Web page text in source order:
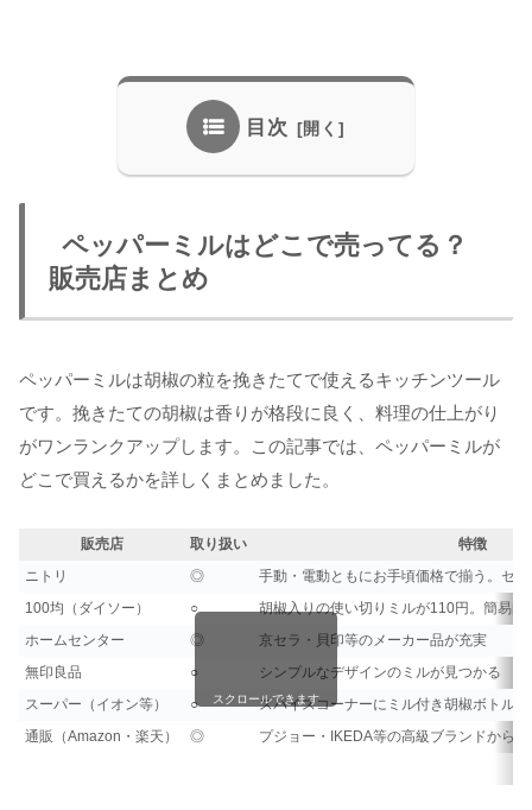
目次
ペッパーミルはどこで売ってる？
販売店まとめ
ペッパーミルは胡椒の粒を挽きたてで使えるキッチンツール
です。挽きたての胡椒は香りが格段に良く、料理の仕上がり
がワンランクアップします。この記事では、ペッパーミルが
どこで買えるかを詳しくまとめました。
販売店 取り扱い
特徴
ニトリ
◎
手動・電動ともにお手頃価格で揃う。セ
100均（ダイソー）
○
胡椒入りの使い切りミルが110円。簡易的
ホームセンター
◎
京セラ・貝印等のメーカー品が充実
無印良品
○
シンプルなデザインのミルが見つかる
スーパー（イオン等）
○
スパイスコーナーにミル付き胡椒ボトル
通販（Amazon・楽天）
◎ プジョー・IKEDA等の高級ブランドから
スクロールできます